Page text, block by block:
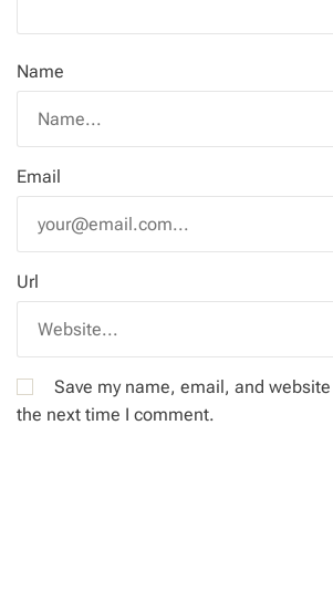
Name
Email
Url
Save my name, email, and
the next time I comment.